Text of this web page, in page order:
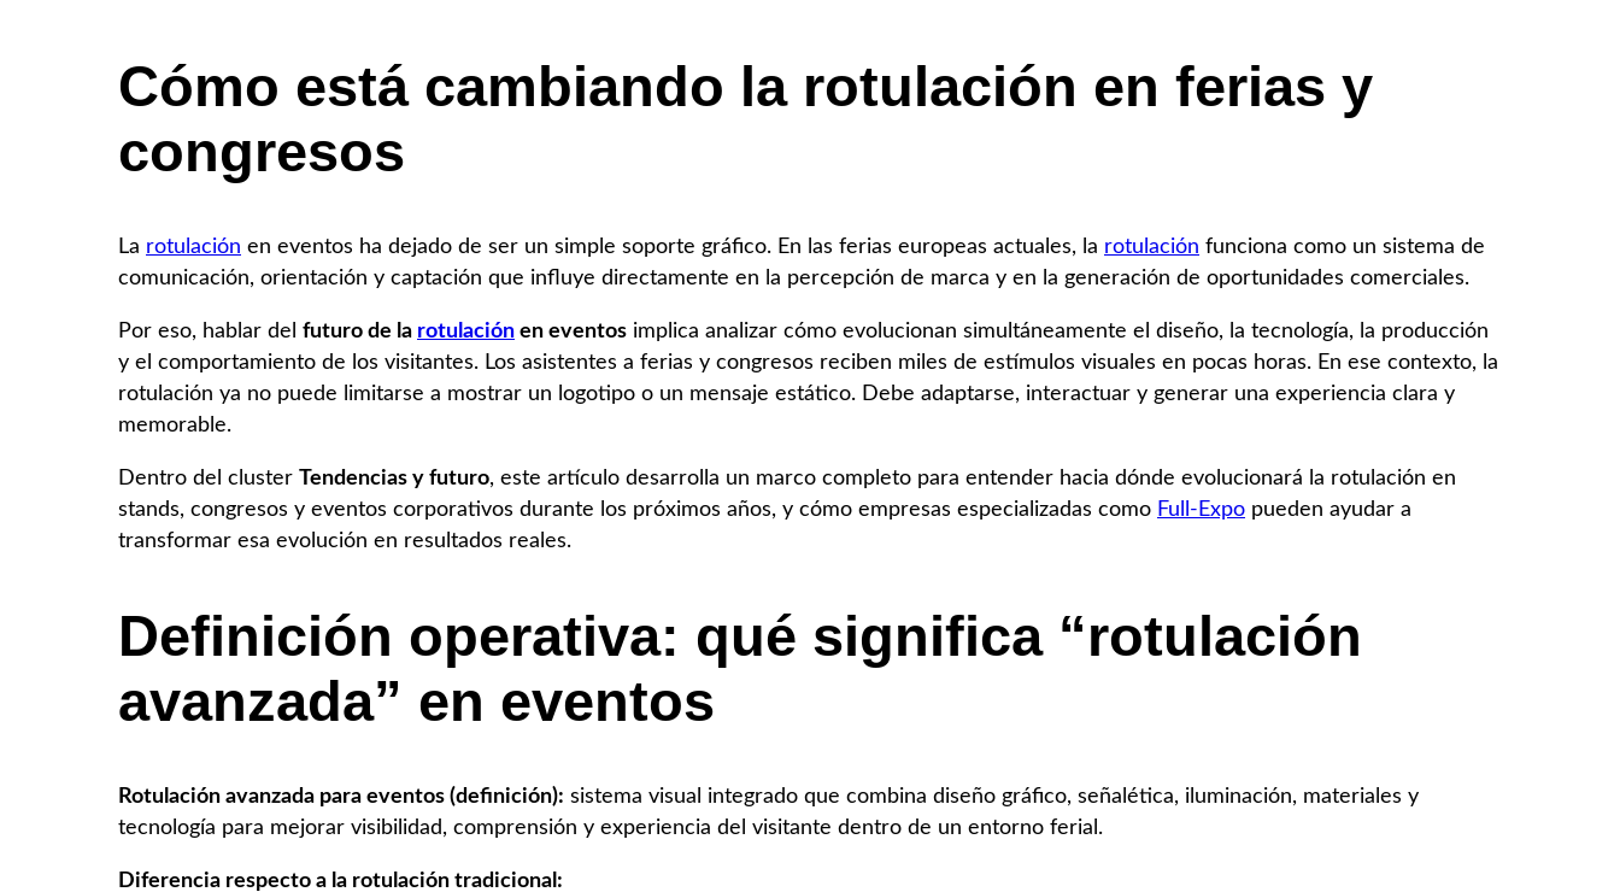
Cómo está cambiando la rotulación en ferias y
congresos
La rotulación en eventos ha dejado de ser un simple soporte gráfico. En las ferias europeas actuales, la rotulación funciona como un sistema de
comunicación, orientación y captación que influye directamente en la percepción de marca y en la generación de oportunidades comerciales.
Por eso, hablar del futuro de la rotulación en eventos implica analizar cómo evolucionan simultáneamente el diseño, la tecnología, la producción
y el comportamiento de los visitantes. Los asistentes a ferias y congresos reciben miles de estímulos visuales en pocas horas. En ese contexto, la
rotulación ya no puede limitarse a mostrar un logotipo o un mensaje estático. Debe adaptarse, interactuar y generar una experiencia clara y
memorable.
Dentro del cluster Tendencias y futuro, este artículo desarrolla un marco completo para entender hacia dónde evolucionará la rotulación en
stands, congresos y eventos corporativos durante los próximos años, y cómo empresas especializadas como Full-Expo pueden ayudar a
transformar esa evolución en resultados reales.
Definición operativa: qué significa “rotulación
avanzada” en eventos
Rotulación avanzada para eventos (definición): sistema visual integrado que combina diseño gráfico, señalética, iluminación, materiales y
tecnología para mejorar visibilidad, comprensión y experiencia del visitante dentro de un entorno ferial.
Diferencia respecto a la rotulación tradicional: